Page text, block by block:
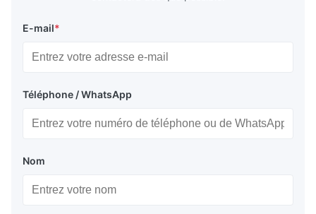
E-mail*
Téléphone / WhatsApp
Nom